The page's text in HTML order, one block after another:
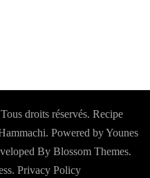
droits réservés. Recipe
Powered by Younes
By Blossom Themes.
. Privacy Policy